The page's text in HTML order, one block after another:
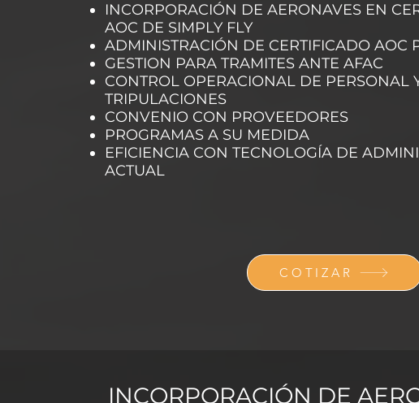
INCORPORACIÓN DE AERONAVES EN
AOC DE SIMPLY FLY
ADMINISTRACIÓN DE CERTIFICADO AOC
GESTION PARA TRAMITES ANTE AFAC
CONTROL OPERACIONAL DE PERSONAL
TRIPULACIONES
CONVENIO CON PROVEEDORES
PROGRAMAS A SU MEDIDA
EFICIENCIA CON TECNOLOGÍA DE
ACTUAL
COTIZAR
INCORPORACIÓN DE